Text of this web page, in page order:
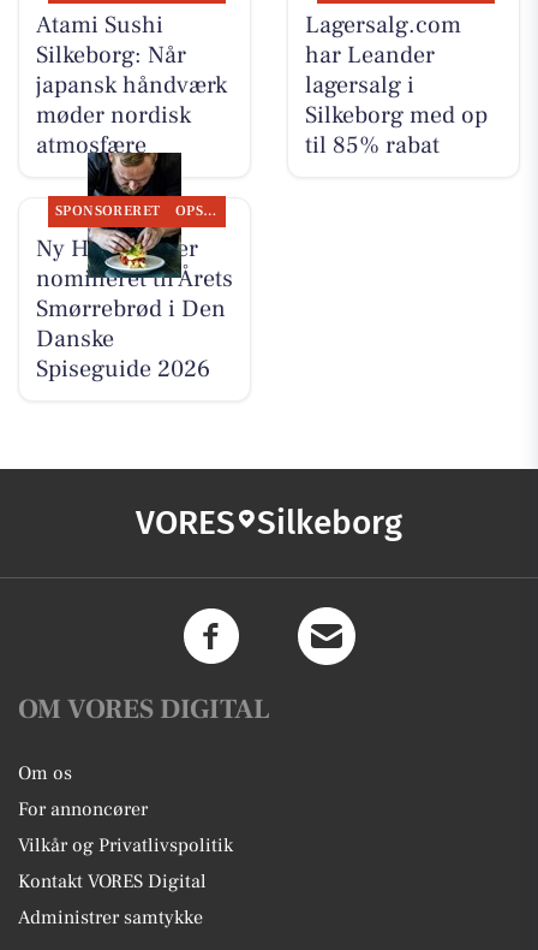
Atami Sushi
Silkeborg: Når
japansk håndværk
møder nordisk
atmosfære
Lagersalg.com
har Leander
lagersalg i
Silkeborg med op
til 85% rabat
SPONSORERET OPSLAGSTAVLEN
Ny Hattenæs er
nomineret til Årets
Smørrebrød i Den
Danske
Spiseguide 2026
VORES Silkeborg
OM VORES DIGITAL
Om os
For annoncører
Vilkår og Privatlivspolitik
Kontakt VORES Digital
Administrer samtykke